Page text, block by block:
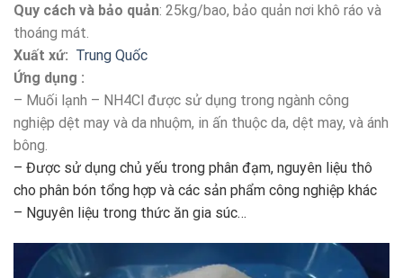
Quy cách và bảo quản: 25kg/bao, bảo quản nơi khô ráo và
thoáng mát.
Xuất xứ: Trung Quốc
Ứng dụng :
– Muối lạnh – NH4Cl được sử dụng trong ngành công
nghiệp dệt may và da nhuộm, in ấn thuộc da, dệt may, và ánh
bông.
– Được sử dụng chủ yếu trong phân đạm, nguyên liệu thô
cho phân bón tổng hợp và các sản phẩm công nghiệp khác
– Nguyên liệu trong thức ăn gia súc…